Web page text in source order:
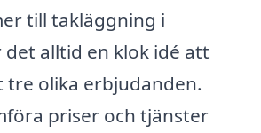
till takläggning i
alltid en klok idé att
tre olika erbjudanden.
priser och tjänster